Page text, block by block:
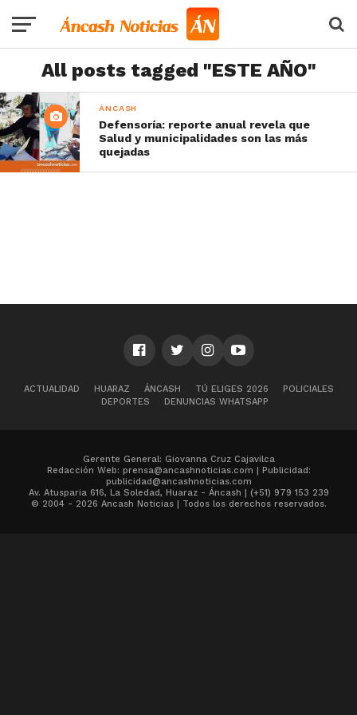
All posts tagged "ESTE AÑO"
ÁNCASH
Defensoría: reporte anual revela que
Salud y municipalidades son las más
quejadas
ACTUALIDAD HUARAZ ÁNCASH TÚ ELIGES 2026
POLICIALES
DEPORTES
DENUNCIAS WHATSAPP
Gerente General: Giovanna Cruz Cajavilca
Redacción Web: prensa@ancashnoticias.com | Publicidad:
publicidad@ancashnoticias.com
Av. Atusparia 616, La Soledad, Huaraz - Áncash | (+51) 979 153 239
© 2004 - 2026 Ancash Noticias | Todos los derechos reservados.